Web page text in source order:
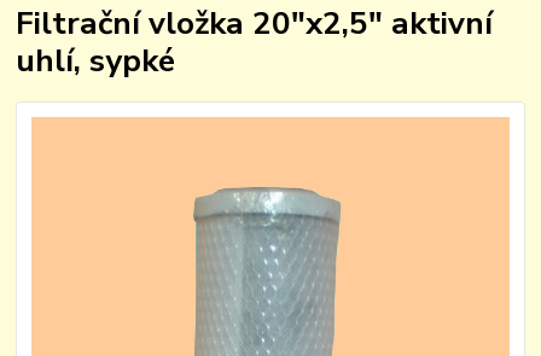
Filtrační vložka 20"x2,5" aktivní
uhlí, sypké